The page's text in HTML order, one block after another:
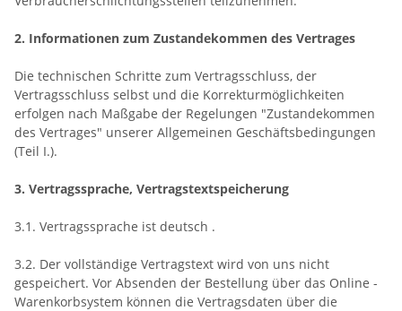
2. Informationen zum Zustandekommen des Vertrages
Die technischen Schritte zum Vertragsschluss, der
Vertragsschluss selbst und die Korrekturmöglichkeiten
erfolgen nach Maßgabe der Regelungen "Zustandekommen
des Vertrages" unserer Allgemeinen Geschäftsbedingungen
(Teil I.).
3. Vertragssprache, Vertragstextspeicherung
3.1. Vertragssprache ist deutsch .
3.2. Der vollständige Vertragstext wird von uns nicht
gespeichert. Vor Absenden der Bestellung über das Online -
Warenkorbsystem können die Vertragsdaten über die